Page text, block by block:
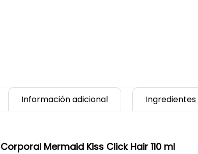
Información adicional Ingredientes
Mermaid Kiss Click Hair 110 ml